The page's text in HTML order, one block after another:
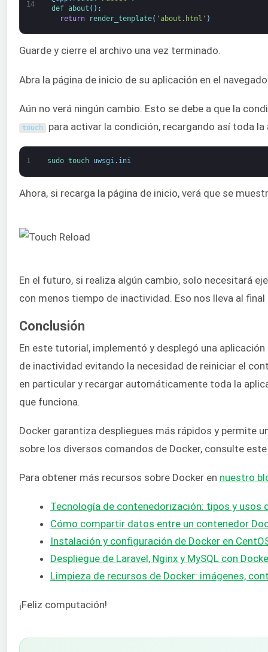
14
def about ( ) :
return
render_template( 'about.html' )
Guarde y cierre el archivo una vez terminado.
Abra la página de inicio de su aplicación en el
Aún no verá ningún cambio. Esto se debe a que la
touch para activar la condición, recargando así toda
1 sudo touch uwsgi. ini
Ahora, si recarga la página de inicio, verá que se
En el futuro, si realiza algún cambio, solo necesitará
con menos tiempo de inactividad. Eso nos lleva al
Conclusión
En este tutorial, implementó y desplegó una
de inactividad evitando la necesidad de reiniciar el
en particular y recargar automáticamente toda la
que funciona.
Docker garantiza despliegues más rápidos y permite
sobre los diversos comandos de Docker, consulte
Para obtener más recursos sobre Docker en nuestro
Tecnología de contenedorización: tipos y usos
Cómo compartir datos entre un contenedor
Instalación y configuración de Docker en
Despliegue de Laravel, Nginx y MySQL con
Limpieza de recursos de Docker: imágenes,
¡Feliz computación!